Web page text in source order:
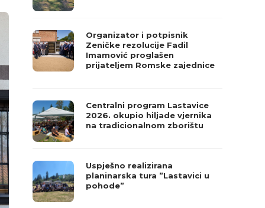
Organizator i potpisnik
Zeničke rezolucije Fadil
Imamović proglašen
prijateljem Romske zajednice
Centralni program Lastavice
2026. okupio hiljade vjernika
na tradicionalnom zborištu
Uspješno realizirana
planinarska tura ”Lastavici u
pohode”